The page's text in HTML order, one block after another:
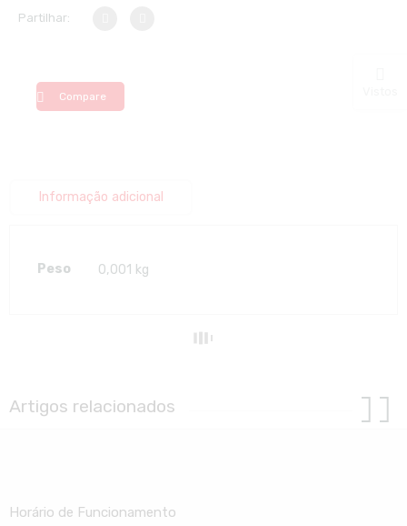
Partilhar:
Compare
Informação adicional
Peso 0,001 kg
Artigos relacionados
Horário de Funcionamento